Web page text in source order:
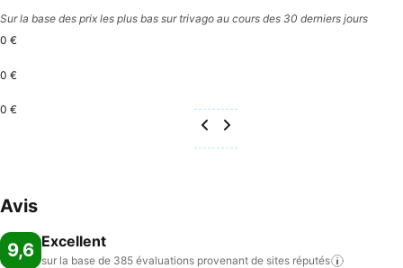
Sur la base des prix les plus bas sur trivago au cours des 30 derniers jours
0 €
0 €
0 €
Avis
9,6 Excellent
sur la base de 385 évaluations provenant de sites réputés